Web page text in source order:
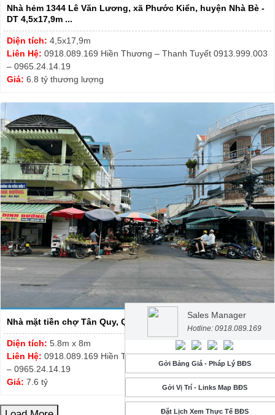
Nhà hẻm 1344 Lê Văn Lương, xã Phước Kiển, huyện Nhà Bè -
DT 4,5x17,9m ...
Diện tích: 4,5x17,9m
Liên Hệ: 0918.089.169 Hiền Thương – Thanh Tuyết 0913.999.003
– 0965.24.14.19
Giá: 6.8 tỷ thương lượng
Nhà mặt tiền chợ Tân Quy, Quận 7 - DT 5.8m x 8m - giá 7.6 ...
Diện tích: 5.8m x 8m
Liên Hệ: 0918.089.169 Hiền Thương – Thanh Tuyết 0913.999.003
– 0965.24.14.19
Giá: 7.6 tỷ
Sales Manager
Hotline: 0918.089.169
Gởi Bảng Giá - Pháp Lý BĐS
Gởi Vị Trí - Links Map BĐS
Đặt Lịch Xem Thực Tế BĐS